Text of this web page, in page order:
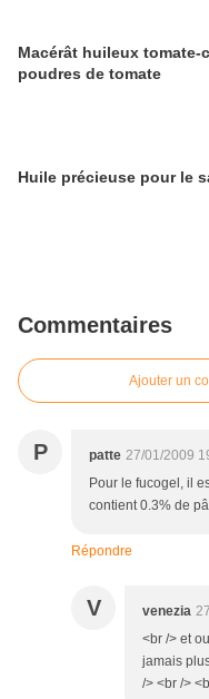
Macérât huileux tomate-
poudres de tomate
Huile précieuse pour le
Commentaires
Ajouter un
P patte 27/01/2009
Pour le fucogel, il
contient 0.3% de
Répondre
V venezia
<br /> et
jamais
/> <br />